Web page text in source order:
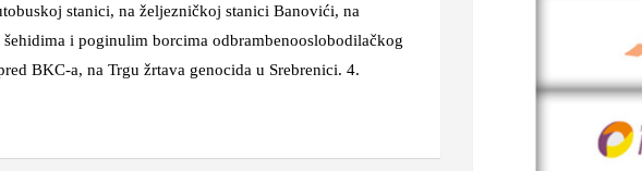
stanici, na željezničkoj stanici Banovići, na
i poginulim borcima odbrambenooslobodilačkog
BKC-a, na Trgu žrtava genocida u Srebrenici. 4.